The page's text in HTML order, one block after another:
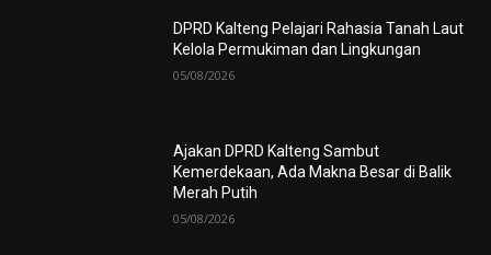
DPRD Kalteng Pelajari Rahasia Tanah Laut
Kelola Permukiman dan Lingkungan
05/08/2026
Ajakan DPRD Kalteng Sambut
Kemerdekaan, Ada Makna Besar di Balik
Merah Putih
05/08/2026